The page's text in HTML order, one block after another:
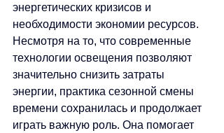
энергетических кризисов и
необходимости экономии ресурсов.
Несмотря на то, что современные
технологии освещения позволяют
значительно снизить затраты
энергии, практика сезонной смены
времени сохранилась и продолжает
играть важную роль. Она помогает